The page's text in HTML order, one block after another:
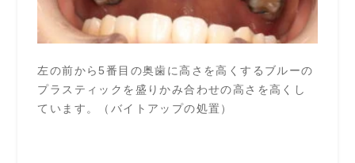
左の前から5番目の奥歯に高さを高くするブルーの
プラスティックを盛りかみ合わせの高さを高くし
ています。（バイトアップの処置）